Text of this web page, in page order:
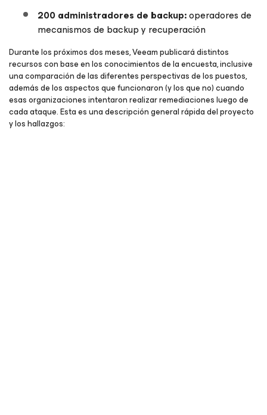
200 administradores de backup:operadores de
mecanismos de backup y recuperación
Durante los próximos dos meses, Veeam publicará distintos
recursos con base en los conocimientos de la encuesta, inclusive
una comparación de las diferentes perspectivas de los puestos,
además de los aspectos que funcionaron (y los que no) cuando
esas organizaciones intentaron realizar remediaciones luego de
cada ataque. Esta es una descripción general rápida del proyecto
y los hallazgos: